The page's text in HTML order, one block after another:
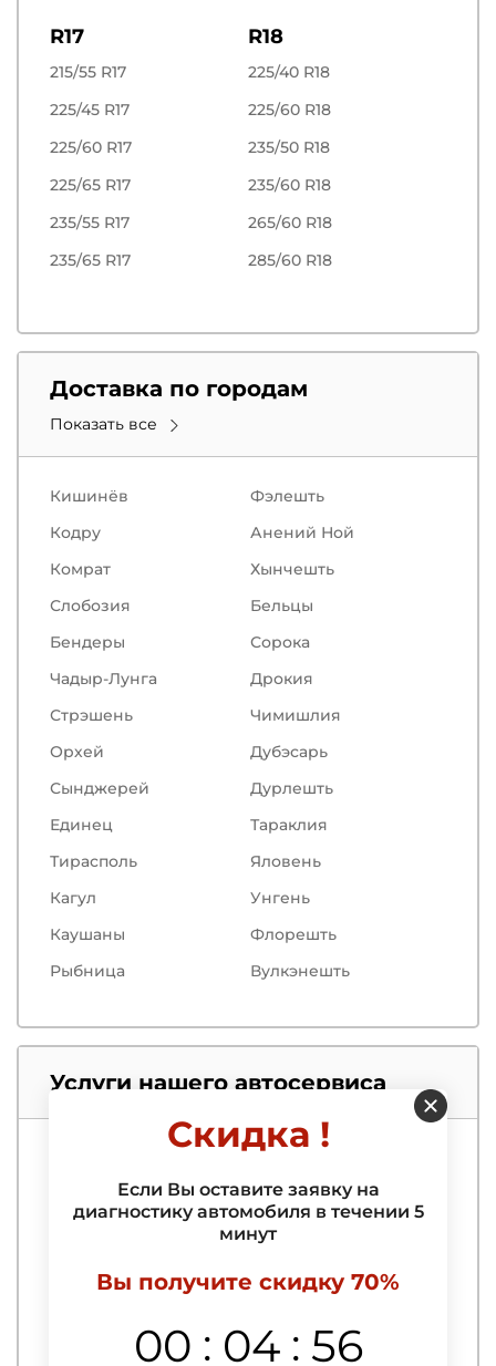
R17
215/55 R17
225/45 R17
225/60 R17
225/65 R17
235/55 R17
235/65 R17
R18
225/40 R18
225/60 R18
235/50 R18
235/60 R18
265/60 R18
285/60 R18
Доставка по городам
Показать все
Кишинёв
Фэлешть
Кодру
Анений Ной
Комрат
Хынчешть
Слобозия
Бельцы
Бендеры
Сорокa
Чадыр-Лунга
Дрокия
Стрэшень
Чимишлия
Орхей
Дубэсарь
Сынджерей
Дурлешть
Единец
Тараклия
Тирасполь
Яловень
Кагул
Унгень
Каушаны
Флорешть
Рыбница
Вулкэнешть
Услуги нашего автосервиса
Выездная компьютерная диагностика
Выявление и удаление ошибок
Диагностика автосигнализации
Скидка !
Если Вы оставите заявку на
диагностику автомобиля в течении 5
минут
Вы получите скидку 70%
00 : 04 : 55